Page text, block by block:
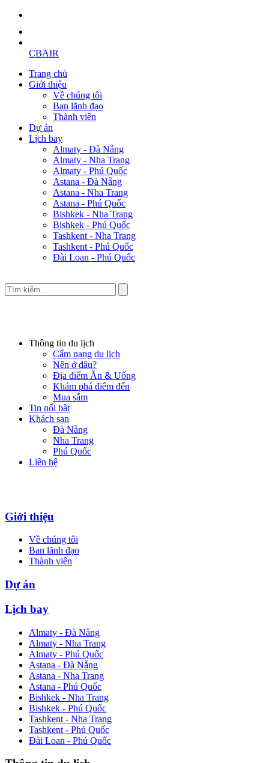
CBAIR
Trang chủ
Giới thiệu
Về chúng tôi
Ban lãnh đạo
Thành viên
Dự án
Lịch bay
Almaty - Đà Nẵng
Almaty - Nha Trang
Almaty - Phú Quốc
Astana - Đà Nẵng
Astana - Nha Trang
Astana - Phú Quốc
Bishkek - Nha Trang
Bishkek - Phú Quốc
Tashkent - Nha Trang
Tashkent - Phú Quốc
Đài Loan - Phú Quốc
Thông tin du lịch
Cẩm nang du lịch
Nên ở đâu?
Địa điểm Ăn & Uống
Khám phá điểm đến
Mua sắm
Tin nổi bật
Khách sạn
Đà Nẵng
Nha Trang
Phú Quốc
Liên hệ
Giới thiệu
Về chúng tôi
Ban lãnh đạo
Thành viên
Dự án
Lịch bay
Almaty - Đà Nẵng
Almaty - Nha Trang
Almaty - Phú Quốc
Astana - Đà Nẵng
Astana - Nha Trang
Astana - Phú Quốc
Bishkek - Nha Trang
Bishkek - Phú Quốc
Tashkent - Nha Trang
Tashkent - Phú Quốc
Đài Loan - Phú Quốc